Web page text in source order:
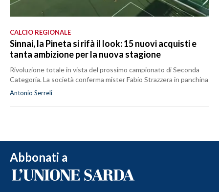
CALCIO REGIONALE
Sinnai, la Pineta si rifà il look: 15 nuovi acquisti e
tanta ambizione per la nuova stagione
Rivoluzione totale in vista del prossimo campionato di Seconda
Categoria. La società conferma mister Fabio Strazzera in panchina
Antonio Serreli
Abbonati a